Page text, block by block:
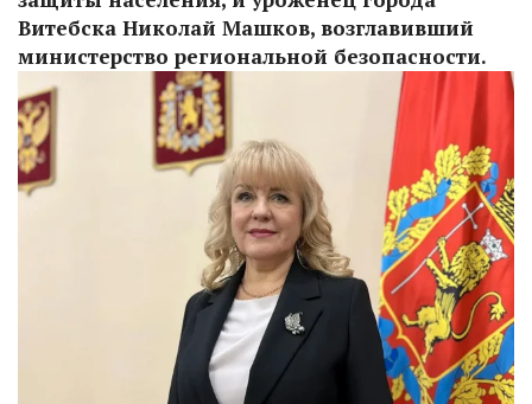
Витебска Николай Машков, возглавивший
министерство региональной безопасности.